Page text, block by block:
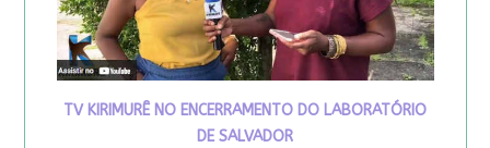
TV KIRIMURÊ NO ENCERRAMENTO DO LABORATÓRIO
DE SALVADOR